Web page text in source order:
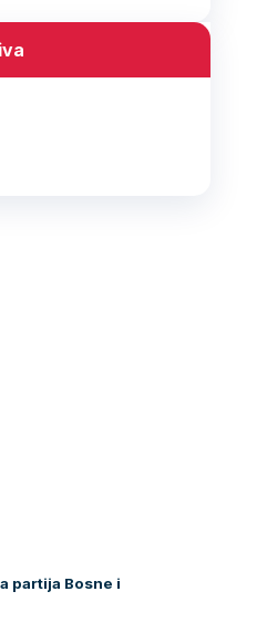
partija Bosne i